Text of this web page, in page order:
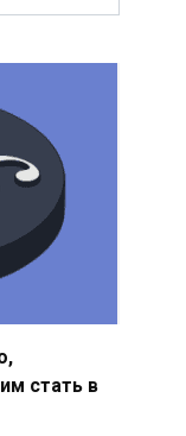
стать в